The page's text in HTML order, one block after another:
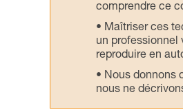
comprendre ce
Maîtriser ces
un professionnel
reproduire en
Nous donnons
nous ne